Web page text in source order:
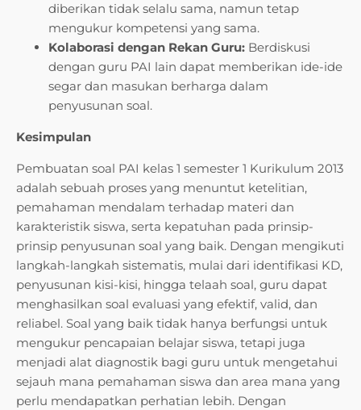
diberikan tidak selalu sama, namun tetap
mengukur kompetensi yang sama.
Kolaborasi dengan Rekan Guru: Berdiskusi
dengan guru PAI lain dapat memberikan ide-ide
segar dan masukan berharga dalam
penyusunan soal.
Kesimpulan
Pembuatan soal PAI kelas 1 semester 1 Kurikulum 2013
adalah sebuah proses yang menuntut ketelitian,
pemahaman mendalam terhadap materi dan
karakteristik siswa, serta kepatuhan pada prinsip-
prinsip penyusunan soal yang baik. Dengan mengikuti
langkah-langkah sistematis, mulai dari identifikasi KD,
penyusunan kisi-kisi, hingga telaah soal, guru dapat
menghasilkan soal evaluasi yang efektif, valid, dan
reliabel. Soal yang baik tidak hanya berfungsi untuk
mengukur pencapaian belajar siswa, tetapi juga
menjadi alat diagnostik bagi guru untuk mengetahui
sejauh mana pemahaman siswa dan area mana yang
perlu mendapatkan perhatian lebih. Dengan